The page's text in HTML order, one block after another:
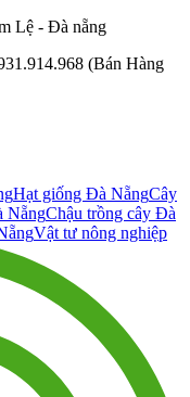
Lệ - Đà nẵng
(Bán Hàng
Hạt giống Đà NẵngCây
NẵngChậu trồng cây Đà
Vật tư nông nghiệp